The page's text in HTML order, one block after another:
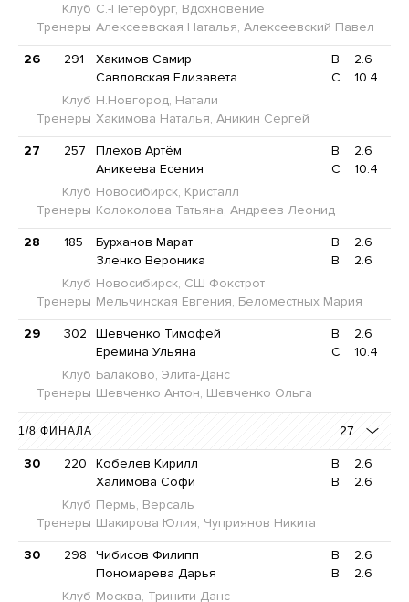
Клуб С.-Петербург, Вдохновение
Тренеры Алексеевская Наталья, Алексеевский Павел
26 291 Хакимов Самир B
2.6
Савловская Елизавета
C
10.4
Клуб Н.Новгород, Натали
Тренеры Хакимова Наталья, Аникин Сергей
27 257 Плехов Артём B
2.6
Аникеева Есения
C
10.4
Клуб Новосибирск, Кристалл
Тренеры Колоколова Татьяна, Андреев Леонид
28 185 Бурханов Марат B
2.6
Зленко Вероника
B
2.6
Клуб Новосибирск, СШ Фокстрот
Тренеры Мельчинская Евгения, Беломестных Мария
29 302 Шевченко Тимофей B
2.6
Еремина Ульяна
C
10.4
Клуб Балаково, Элита-Данс
Тренеры Шевченко Антон, Шевченко Ольга
1/8 ФИНАЛА 27
30 220 Кобелев Кирилл B
2.6
Халимова Софи
B
2.6
Клуб Пермь, Версаль
Тренеры Шакирова Юлия, Чуприянов Никита
30 298 Чибисов Филипп B
2.6
Пономарева Дарья
B
2.6
Клуб Москва, Тринити Данс